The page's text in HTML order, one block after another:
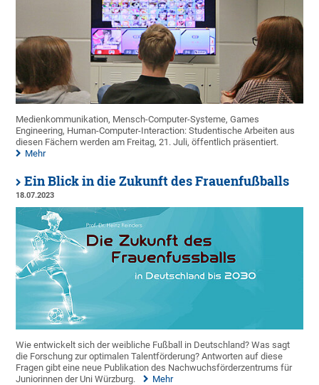
Medienkommunikation, Mensch-Computer-Systeme, Games
Engineering, Human-Computer-Interaction: Studentische Arbeiten aus
diesen Fächern werden am Freitag, 21. Juli, öffentlich präsentiert.
Mehr
Ein Blick in die Zukunft des Frauenfußballs
18.07.2023
Wie entwickelt sich der weibliche Fußball in Deutschland? Was sagt
die Forschung zur optimalen Talentförderung? Antworten auf diese
Fragen gibt eine neue Publikation des Nachwuchsförderzentrums für
Juniorinnen der Uni Würzburg.
Mehr